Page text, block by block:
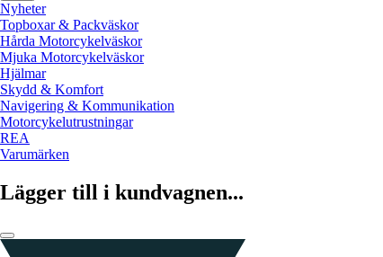
Nyheter
Topboxar & Packväskor
Hårda Motorcykelväskor
Mjuka Motorcykelväskor
Hjälmar
Skydd & Komfort
Navigering & Kommunikation
Motorcykelutrustningar
REA
Varumärken
Lägger till i kundvagnen...